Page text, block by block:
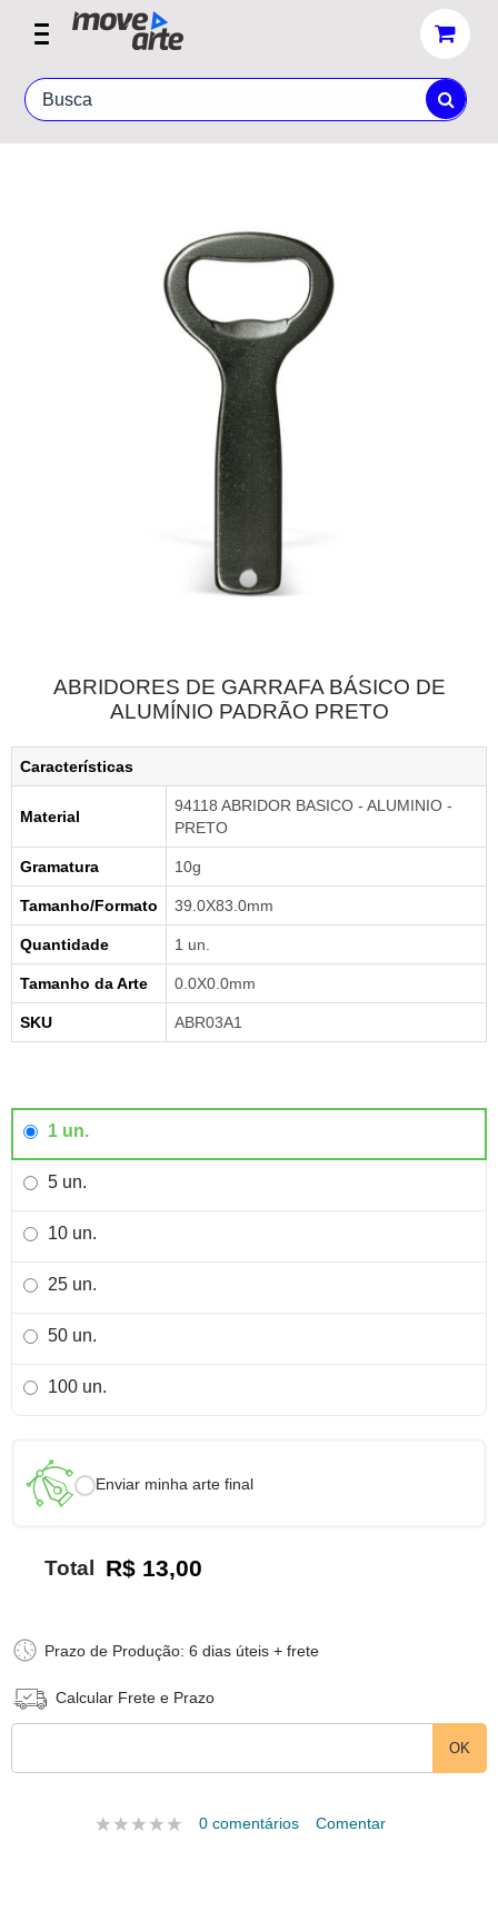
ABRIDORES DE GARRAFA BÁSICO DE
ALUMÍNIO PADRÃO PRETO
Características
Material
94118 ABRIDOR BASICO - ALUMINIO -
PRETO
Gramatura 10g
Tamanho/Formato 39.0X83.0mm
Quantidade 1 un.
Tamanho da Arte 0.0X0.0mm
SKU ABR03A1
1 un.
5 un.
10 un.
25 un.
50 un.
100 un.
Enviar minha arte final
Total R$ 13,00
Prazo de Produção: 6 dias úteis + frete
Calcular Frete e Prazo
0 comentários Comentar